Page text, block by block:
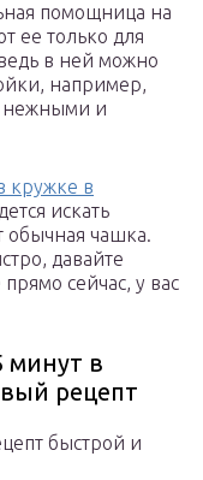
помощница на
ее только для
в ней можно
например,
нежными и
кружке в
искать
обычная чашка.
давайте
сейчас, у вас
минут в
рецепт
быстрой и